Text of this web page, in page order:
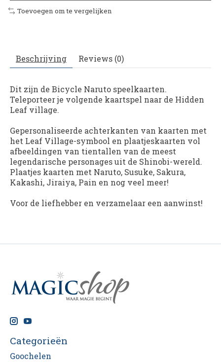
Toevoegen om te vergelijken
Beschrijving Reviews (0)
Dit zijn de Bicycle Naruto speelkaarten.
Teleporteer je volgende kaartspel naar de Hidden
Leaf village.
Gepersonaliseerde achterkanten van kaarten met
het Leaf Village-symbool en plaatjeskaarten vol
afbeeldingen van tientallen van de meest
legendarische personages uit de Shinobi-wereld.
Plaatjes kaarten met Naruto, Susuke, Sakura,
Kakashi, Jiraiya, Pain en nog veel meer!
Voor de liefhebber en verzamelaar een aanwinst!
Categorieën
Goochelen